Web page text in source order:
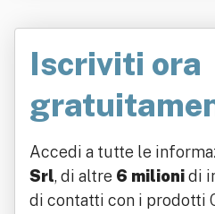
Iscriviti ora
Accedi a tutte le
Srl, di altre 6 milionidi
di contatti con i prodotti